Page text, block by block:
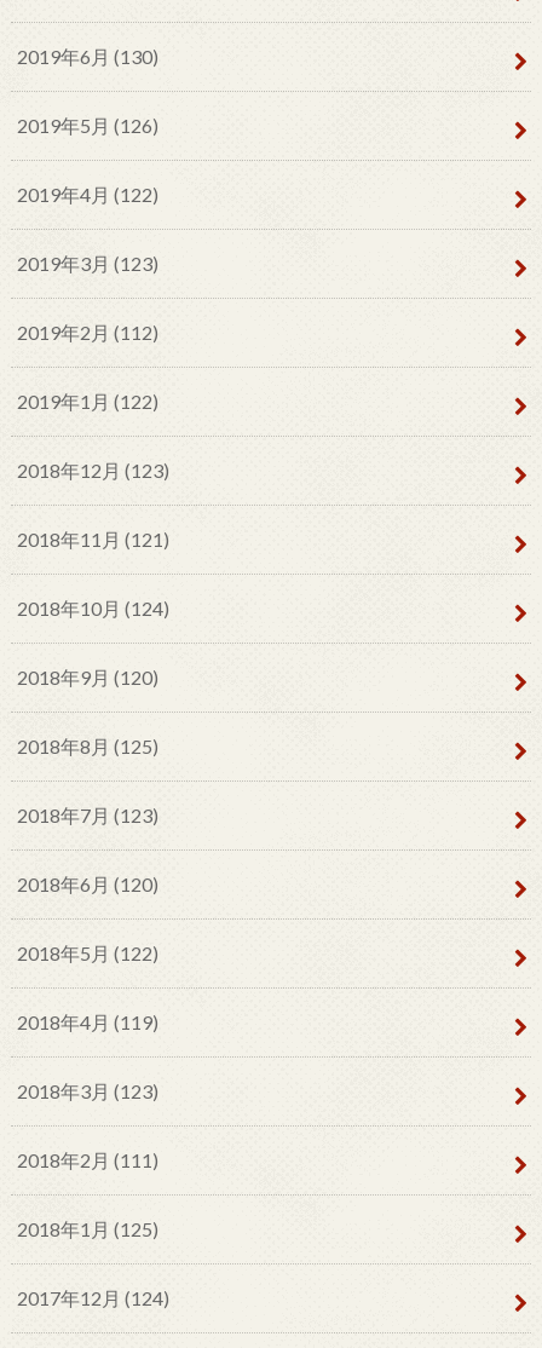
2019年6月 (130)
2019年5月 (126)
2019年4月 (122)
2019年3月 (123)
2019年2月 (112)
2019年1月 (122)
2018年12月 (123)
2018年11月 (121)
2018年10月 (124)
2018年9月 (120)
2018年8月 (125)
2018年7月 (123)
2018年6月 (120)
2018年5月 (122)
2018年4月 (119)
2018年3月 (123)
2018年2月 (111)
2018年1月 (125)
2017年12月 (124)